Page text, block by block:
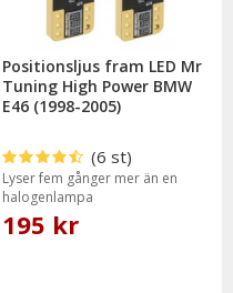
Positionsljus fram LED Mr
Tuning High Power BMW
E46 (1998-2005)
(6 st)
Lyser fem gånger mer än en
halogenlampa
195 kr